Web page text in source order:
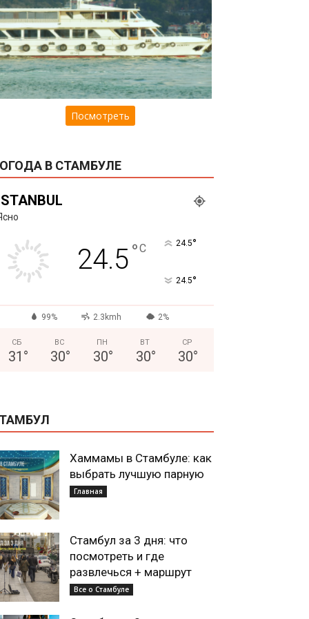
Посмотреть
В СТАМБУЛЕ
24.5°C 24.5°
24.5°
99% 2.3kmh 2%
СБ
31 °
ВС
30°
ПН
30°
ВТ
30°
СР
30°
Хаммамы в Стамбуле: как
выбрать лучшую парную
Главная
Стамбул за 3 дня: что
посмотреть и где
развлечься + маршрут
Все о Стамбуле